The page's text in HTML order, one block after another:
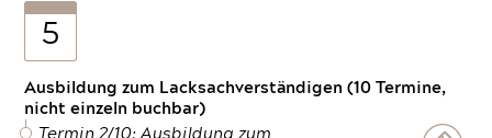
5
Ausbildung zum Lacksachverständigen (10 Termine,
nicht einzeln buchbar)
Termin 2/10: Ausbildung zum